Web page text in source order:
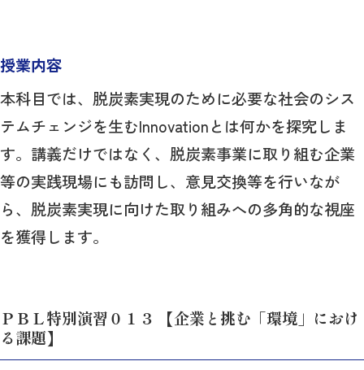
授業内容
本科目では、脱炭素実現のために必要な社会のシス
テムチェンジを生むInnovationとは何かを探究しま
す。講義だけではなく、脱炭素事業に取り組む企業
等の実践現場にも訪問し、意見交換等を行いなが
ら、脱炭素実現に向けた取り組みへの多角的な視座
を獲得します。
ＰＢＬ特別演習０１３ 【企業と挑む「環境」におけ
る課題】